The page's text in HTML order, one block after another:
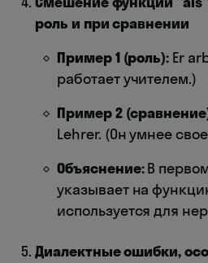
роль и при сравнении
Пример 1 (роль): Er
работает учителем.)
Пример 2
Lehrer. (Он умнее
Объяснение:В
указывает на
используется для
Диалектные ошибки,